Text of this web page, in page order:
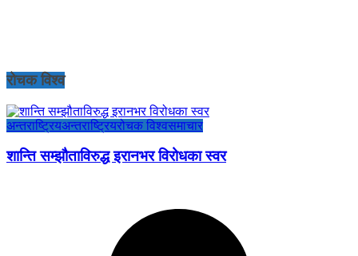
रोचक विश्व
अन्तराष्ट्रियअन्तराष्ट्रियरोचक विश्वसमाचार
शान्ति सम्झौताविरुद्ध इरानभर विरोधका स्वर